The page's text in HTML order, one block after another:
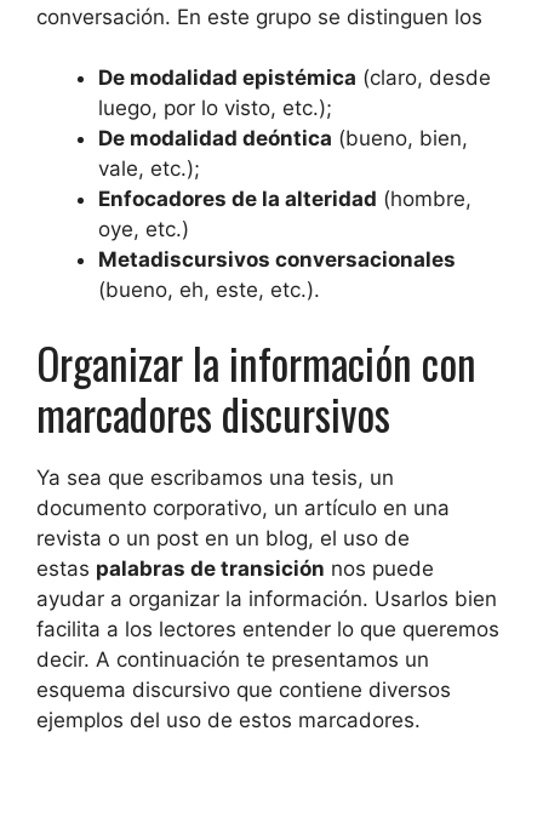
conversación. En este grupo se distinguen los
De modalidad epistémica (claro, desde
luego, por lo visto, etc.);
De modalidad deóntica (bueno, bien,
vale, etc.);
Enfocadores de la alteridad (hombre,
oye, etc.)
Metadiscursivos conversacionales
(bueno, eh, este, etc.).
Organizar la información con
marcadores discursivos
Ya sea que escribamos una tesis, un
documento corporativo, un artículo en una
revista o un post en un blog, el uso de
estas palabras de transición nos puede
ayudar a organizar la información. Usarlos bien
facilita a los lectores entender lo que queremos
decir. A continuación te presentamos un
esquema discursivo que contiene diversos
ejemplos del uso de estos marcadores.